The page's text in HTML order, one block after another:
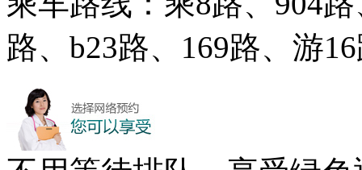
路、b23路、169路、游